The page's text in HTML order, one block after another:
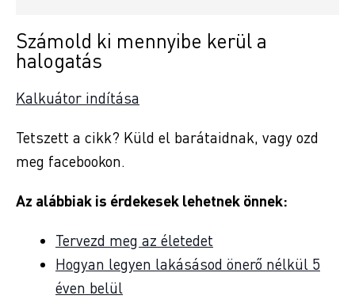
Számold ki mennyibe kerül a
halogatás
Kalkuátor indítása
Tetszett a cikk? Küld el barátaidnak, vagy ozd
meg facebookon.
Az alábbiak is érdekesek lehetnek önnek:
Tervezd meg az életedet
Hogyan legyen lakásásod önerő nélkül 5
éven belül